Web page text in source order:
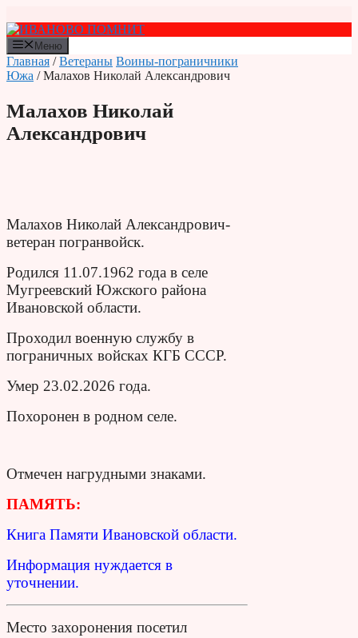
к
содержимому
Меню
Главная /Ветераны Воины-пограничники
Южа / Малахов Николай Александрович
Малахов Николай
Александрович
Малахов Николай Александрович-
ветеран погранвойск.
Родился 11.07.1962 года в селе
Мугреевский Южского района
Ивановской области.
Проходил военную службу в
пограничных войсках КГБ СССР.
Умер 23.02.2026 года.
Похоронен в родном селе.
Отмечен нагрудными знаками.
ПАМЯТЬ:
Книга Памяти Ивановской области.
Информация нуждается в
уточнении.
Место захоронения посетил